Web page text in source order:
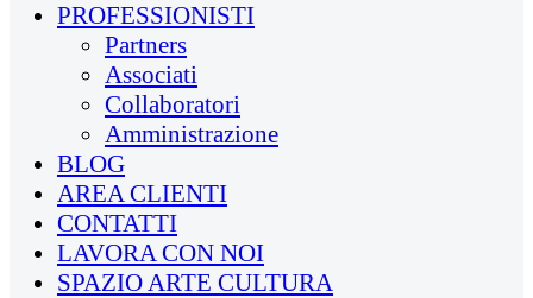
PROFESSIONISTI
Partners
Associati
Collaboratori
Amministrazione
BLOG
AREA CLIENTI
CONTATTI
LAVORA CON NOI
SPAZIO ARTE CULTURA